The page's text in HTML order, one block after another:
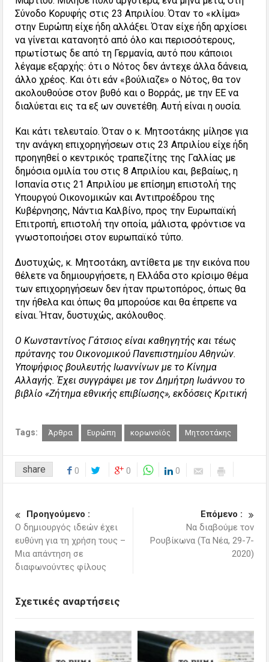
Σύνοδο Κορυφής στις 23 Απριλίου. Όταν το «κλίμα»
στην Ευρώπη είχε ήδη αλλάξει. Όταν είχε ήδη αρχίσει
να γίνεται κατανοητό από όλο και περισσότερους,
πρωτίστως δε από τη Γερμανία, αυτό που κάποιοι
λέγαμε εξαρχής: ότι ο Νότος δεν άντεχε άλλα δάνεια,
άλλο χρέος. Και ότι εάν «βούλιαζε» ο Νότος, θα τον
ακολουθούσε στον βυθό και ο Βορράς, με την ΕΕ να
διαλύεται εις τα εξ ων συνετέθη. Αυτή είναι η ουσία.
Και κάτι τελευταίο. Όταν ο κ. Μητσοτάκης μίλησε για
την ανάγκη επιχορηγήσεων στις 23 Απριλίου είχε ήδη
προηγηθεί ο κεντρικός τραπεζίτης της Γαλλίας με
δημόσια ομιλία του στις 8 Απριλίου και, βεβαίως, η
Ισπανία στις 21 Απριλίου με επίσημη επιστολή της
Υπουργού Οικονομικών και Αντιπροέδρου της
Κυβέρνησης, Νάντια Καλβίνο, προς την Ευρωπαϊκή
Επιτροπή, επιστολή την οποία, μάλιστα, φρόντισε να
γνωστοποιήσει στον ευρωπαϊκό τύπο.
Δυστυχώς, κ. Μητσοτάκη, αντίθετα με την εικόνα που
θέλετε να δημιουργήσετε, η Ελλάδα στο κρίσιμο θέμα
των επιχορηγήσεων δεν ήταν πρωτοπόρος, όπως θα
την ήθελα και όπως θα μπορούσε και θα έπρεπε να
είναι. Ήταν, δυστυχώς, ακόλουθος.
Ο Κωνσταντίνος Γάτσιος είναι καθηγητής και τέως
πρύτανης του Οικονομικού Πανεπιστημίου Αθηνών.
Υποψήφιος βουλευτής Ιωαννίνων με το Κίνημα
Αλλαγής. Έχει συγγράψει με τον Δημήτρη Ιωάννου το
βιβλίο «Ζήτημα εθνικής επιβίωσης», εκδόσεις Κριτική
Tags: Άρθρα Ευρώπη κορωνοϊός Μητσοτάκης
share 0 0 0
Προηγούμενο :
Ο δημιουργός ιδεών έχει
ευθύνη για τη χρήση τους –
Μια απάντηση σε
διαφωνούντες φίλους
Επόμενο :
Να διαβούμε τον
Ρουβίκωνα (Τα Νέα, 29-7-
2020)
Σχετικές αναρτήσεις